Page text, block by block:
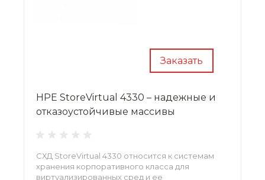
Заказать
HPE StoreVirtual 4330 – надежные и
отказоустойчивые массивы
СХД StoreVirtual 4330 относится к системам
хранения корпоративного класса для
виртуализированных сред и ее